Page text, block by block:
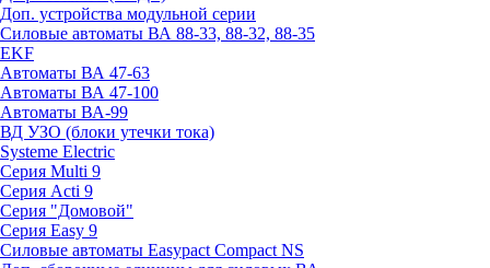
Доп. устройства модульной серии
Силовые автоматы ВА 88-33, 88-32, 88-35
EKF
Автоматы ВА 47-63
Автоматы ВА 47-100
Автоматы ВА-99
ВД УЗО (блоки утечки тока)
Systeme Electric
Серия Multi 9
Серия Acti 9
Серия "Домовой"
Серия Easy 9
Силовые автоматы Easypact Compact NS